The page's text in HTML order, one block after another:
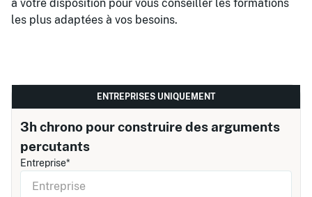
à votre disposition pour vous conseiller les formations
les plus adaptées à vos besoins.
ENTREPRISES UNIQUEMENT
3h chrono pour construire des arguments
percutants
Entreprise*